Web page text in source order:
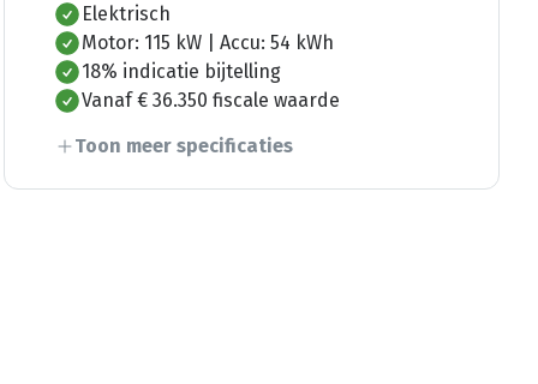
Elektrisch
Motor: 115 kW | Accu: 54 kWh
18% indicatie bijtelling
Vanaf € 36.350 fiscale waarde
Toon meer specificaties